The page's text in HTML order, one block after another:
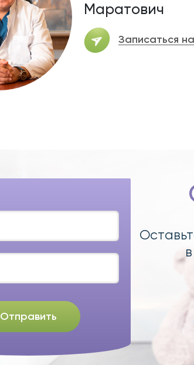
Маратович
Записаться
Отправить